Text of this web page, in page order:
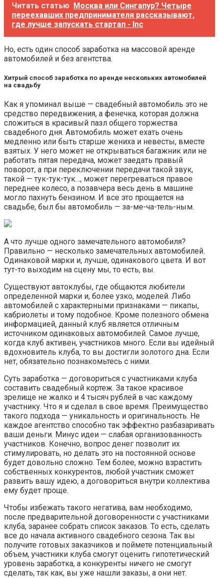
Читать статью Москва или Сингапур? Четыре
переехавших предпринимателя рассказывают,
где лучше запускать стартап - Inc
Но, есть один способ заработка на массовой аренде
автомобилей и без агентства.
Хитрый способ заработка по аренде нескольких автомобилей
на свадьбу
Как я упоминал выше — свадебный автомобиль это не
средство передвижения, а фенечка, которая должна
сложиться в красивый пазл общего торжества
свадебного дня. Автомобиль может ехать очень
медленно или быть старше жениха и невесты, вместе
взятых. У него может не открываться багажник или не
работать пятая передача, может заедать правый
поворот, а при переключении передачи такой звук,
такой — тук-тук-тук…, может перегреваться правое
переднее колесо, а позавчера весь день в машине
могло пахнуть бензином. И все это прощается на
свадьбе, был бы автомобиль — за-ме-ча-тель-ным.
А что лучше одного замечательного автомобиля?
Правильно — несколько замечательных автомобилей.
Одинаковой марки и, лучше, одинакового цвета. И вот
тут-то выходим на сцену мы, то есть, вы.
Существуют автоклубы, где общаются любители
определенной марки и, более узко, моделей. Либо
автомобилей с характерными признаками — пикапы,
кабриолеты и тому подобное. Кроме полезного обмена
информацией, данный клуб является отличным
источником одинаковых автомобилей. Самое лучше,
когда клуб активен, участников много. Если вы идейный
вдохновитель клуба, то вы достигли золотого дна. Если
нет, обязательно познакомьтесь с ними.
Суть заработка — договориться с участниками клуба
составить свадебный кортеж. За такое красивое
зрелище не жалко и 4 тысяч рублей в час каждому
участнику. Что я и сделал в свое время. Преимущество
такого подхода — уникальность и оригинальность. Не
каждое агентство способно так эффектно разбазаривать
ваши деньги. Минус идеи — слабая организованность
участников. Конечно, вопрос денег позволит их
стимулировать, но делать это на постоянной основе
будет довольно сложно. Тем более, можно взрастить
собственных конкурентов, любой участник сможет
развить вашу идею, а договориться внутри коллектива
ему будет проще.
Чтобы избежать такого негатива, вам необходимо,
после предварительной договоренности с участниками
клуба, заранее собрать список заказов. То есть, сделать
все до начала активного свадебного сезона. Так вы
получите готовых заказчиков и поймете потенциальный
объем, участники клуба смогут оценить гипотетический
уровень заработка, а конкуренты ничего не смогут
сделать, так как, вы уже нашли заказы, а они нет.